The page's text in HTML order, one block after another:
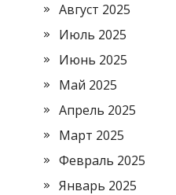
Август 2025
Июль 2025
Июнь 2025
Май 2025
Апрель 2025
Март 2025
Февраль 2025
Январь 2025